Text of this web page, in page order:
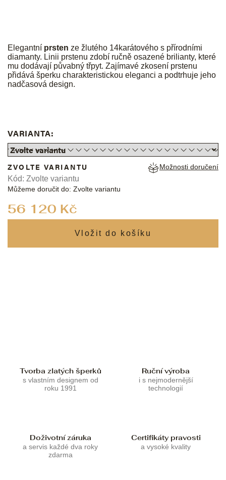
Elegantní prsten ze žlutého 14karátového s přírodními
diamanty. Linii prstenu zdobí ručně osazené brilianty, které
mu dodávají půvabný třpyt. Zajímavé zkosení prstenu
přidává šperku charakteristickou eleganci a podtrhuje jeho
nadčasová design.
VARIANTA:
56 120 Kč
ZVOLTE VARIANTU
Můžeme doručit do: Zvolte variantu
Možnosti doručení
Kód: Zvolte variantu
Tvorba zlatých šperků
s vlastním designem od
roku 1991
Ruční výroba
i s nejmodernější
technologií
Doživotní záruka
a servis každé dva roky
zdarma
Certifikáty pravosti
a vysoké kvality